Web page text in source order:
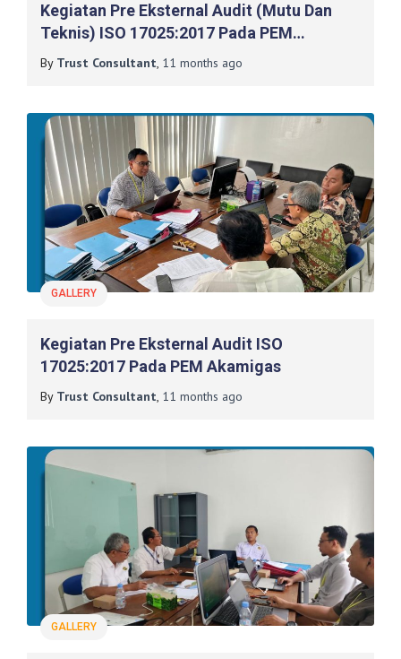
Kegiatan Pre Eksternal Audit (Mutu Dan
Teknis) ISO 17025:2017 Pada PEM
Akamigas
By Trust Consultant, 11 months ago
GALLERY
Kegiatan Pre Eksternal Audit ISO
17025:2017 Pada PEM Akamigas
By Trust Consultant, 11 months ago
GALLERY